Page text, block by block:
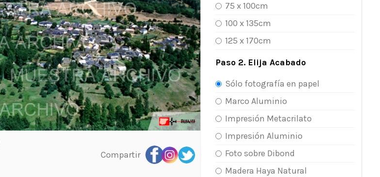
Compartir
75 x 100cm
100 x 135cm
125 x 170cm
Paso 2. Elija Acabado
Sólo fotografía en papel
Marco Aluminio
Impresión Metacrilato
Impresión Aluminio
Foto sobre Dibond
Madera Haya Natural